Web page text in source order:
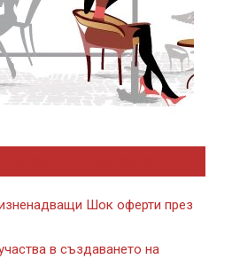
Шок оферти през
в създаването на